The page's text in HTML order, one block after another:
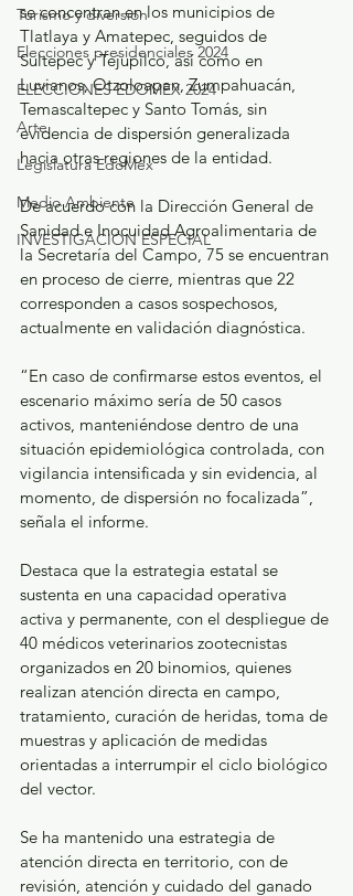
Turismo y diversión
Elecciones presidenciales 2024
ELECCIONES EDOMEX 2024
Arte
Legislatura EdoMéx
Medio Ambiente
INVESTIGACIÓN ESPECIAL
se concentran en los municipios de
Tlatlaya y Amatepec, seguidos de
Sultepec y Tejupilco, así como en
Luvianos, Otzoloapan, Zumpahuacán,
Temascaltepec y Santo Tomás, sin
evidencia de dispersión generalizada
hacia otras regiones de la entidad.
De acuerdo con la Dirección General de
Sanidad e Inocuidad Agroalimentaria de
la Secretaría del Campo, 75 se encuentran
en proceso de cierre, mientras que 22
corresponden a casos sospechosos,
actualmente en validación diagnóstica.
“En caso de confirmarse estos eventos, el
escenario máximo sería de 50 casos
activos, manteniéndose dentro de una
situación epidemiológica controlada, con
vigilancia intensificada y sin evidencia, al
momento, de dispersión no focalizada”,
señala el informe.
Destaca que la estrategia estatal se
sustenta en una capacidad operativa
activa y permanente, con el despliegue de
40 médicos veterinarios zootecnistas
organizados en 20 binomios, quienes
realizan atención directa en campo,
tratamiento, curación de heridas, toma de
muestras y aplicación de medidas
orientadas a interrumpir el ciclo biológico
del vector.
Se ha mantenido una estrategia de
atención directa en territorio, con de
revisión, atención y cuidado del ganado